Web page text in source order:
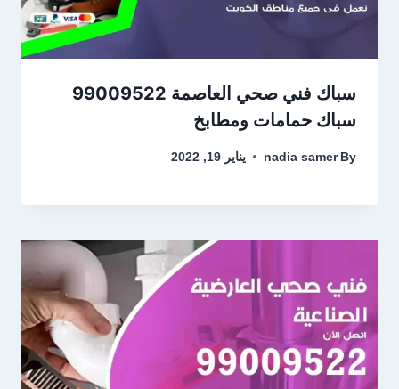
سباك فني صحي العاصمة 99009522
سباك حمامات ومطابخ
By
nadia samer يناير 19, 2022